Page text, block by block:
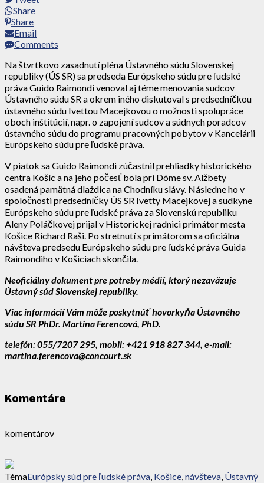
Share
Share
Email
Comments
Na štvrtkovo zasadnutí pléna Ústavného súdu Slovenskej
republiky (ÚS SR) sa predseda Európskeho súdu pre ľudské
práva Guido Raimondi venoval aj téme menovania sudcov
Ústavného súdu SR a okrem iného diskutoval s predsedníčkou
ústavného súdu Ivettou Macejkovou o možnosti spolupráce
oboch inštitúcií, napr. o zapojení sudcov a súdnych poradcov
ústavného súdu do programu pracovných pobytov v Kancelárii
Európskeho súdu pre ľudské práva.
V piatok sa Guido Raimondi zúčastnil prehliadky historického
centra Košíc a na jeho počesť bola pri Dóme sv. Alžbety
osadená pamätná dlaždica na Chodníku slávy. Následne ho v
spoločnosti predsedníčky ÚS SR Ivetty Macejkovej a sudkyne
Európskeho súdu pre ľudské práva za Slovenskú republiku
Aleny Poláčkovej prijal v Historickej radnici primátor mesta
Košice Richard Raši. Po stretnutí s primátorom sa oficiálna
návšteva predsedu Európskeho súdu pre ľudské práva Guida
Raimondiho v Košiciach skončila.
Neoficiálny dokument pre potreby médií, ktorý nezaväzuje
Ústavný súd Slovenskej republiky.
Viac informácií Vám môže poskytnúťhovorkyňa Ústavného
súdu SR PhDr. Martina Ferencová, PhD.
telefón: 055/7207 295, mobil: +421 918 827 344, e-mail:
martina.ferencova@concourt.sk
Komentáre
komentárov
TémaEurópsky súd pre ľudské práva, Košice,návšteva, Ústavný